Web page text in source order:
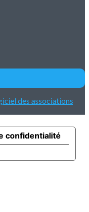
des associations
confidentialité